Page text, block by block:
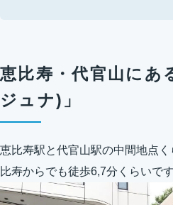
恵比寿・代官山に
ジュナ)」
恵比寿駅と代官山駅の中間地点
比寿からでも徒歩6,7分くらいです